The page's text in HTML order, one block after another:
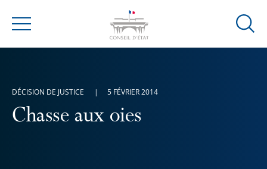
Menu
Ouvrir
Chasse aux oies
DÉCISION DE JUSTICE 5 FÉVRIER 2014